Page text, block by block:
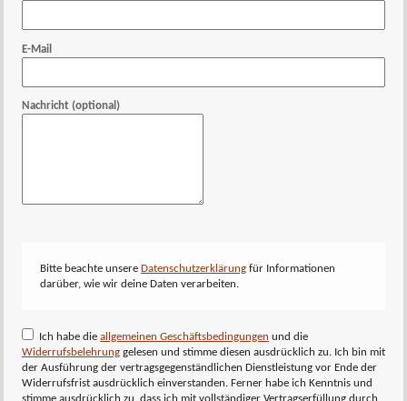
E-Mail
Nachricht (optional)
Bitte beachte unsere Datenschutzerklärungfür Informationen
darüber, wie wir deine Daten verarbeiten.
Ich habe dieallgemeinen Geschäftsbedingungen und die
Widerrufsbelehrunggelesen und stimme diesen ausdrücklich zu. Ich bin mit
der Ausführung der vertragsgegenständlichen Dienstleistung vor Ende der
Widerrufsfrist ausdrücklich einverstanden. Ferner habe ich Kenntnis und